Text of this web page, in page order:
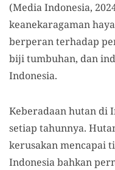
(Media Indonesia,
keanekaragaman
berperan terhadap
biji tumbuhan, dan
Indonesia.
Keberadaan hutan di
setiap tahunnya.
kerusakan mencapai
Indonesia bahkan